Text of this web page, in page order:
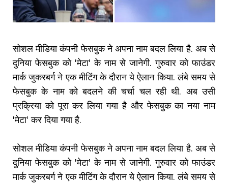
सोशल मीडिया कंपनी फेसबुक ने अपना नाम बदल लिया है. अब से
दुनिया फेसबुक को 'मेटा' के नाम से जानेगी. गुरुवार को फाउंडर
मार्क जुकरबर्ग ने एक मीटिंग के दौरान ये ऐलान किया. लंबे समय से
फेसबुक के नाम को बदलने की चर्चा चल रही थी. अब उसी
प्रक्रिया को पूरा कर लिया गया है और फेसबुक का नया नाम
'मेटा' कर दिया गया है.
सोशल मीडिया कंपनी फेसबुक ने अपना नाम बदल लिया है. अब से
दुनिया फेसबुक को 'मेटा' के नाम से जानेगी. गुरुवार को फाउंडर
मार्क जुकरबर्ग ने एक मीटिंग के दौरान ये ऐलान किया. लंबे समय से